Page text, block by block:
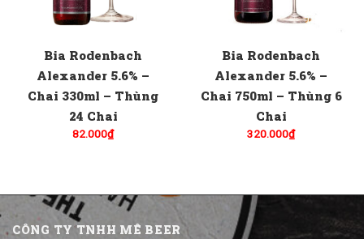
Bia Rodenbach
Alexander 5.6% –
Chai 330ml – Thùng
24 Chai
82.000₫
Bia Rodenbach
Alexander 5.6% –
Chai 750ml – Thùng 6
Chai
320.000₫
CÔNG TY TNHH MÊ BEER